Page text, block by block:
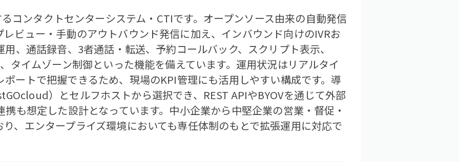
コンタクトセンターシステム・CTIです。オープンソース由来の自動発信
ビュー・手動のアウトバウンド発信に加え、インバウンド向けのIVRお
、通話録音、3者通話・転送、予約コールバック、スクリプト表示、
タイムゾーン制御といった機能を備えています。運用状況はリアルタイ
ートで把握できるため、現場のKPI管理にも活用しやすい構成です。導
）とセルフホストから選択でき、REST APIやBYOVを通じて外部
携も想定した設計となっています。中小企業から中堅企業の営業・督促・
、エンタープライズ環境においても専任体制のもとで拡張運用に対応で